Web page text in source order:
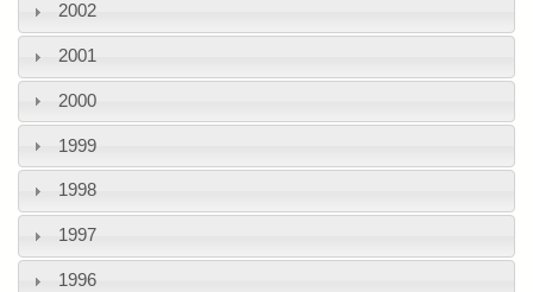
2002
2001
2000
1999
1998
1997
1996